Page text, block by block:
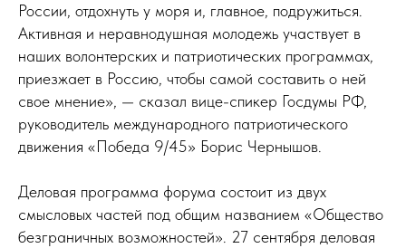
России, отдохнуть у моря и, главное, подружиться.
Активная и неравнодушная молодежь участвует в
наших волонтерских и патриотических программах,
приезжает в Россию, чтобы самой составить о ней
свое мнение», — сказал вице-спикер Госдумы РФ,
руководитель международного патриотического
движения «Победа 9/45» Борис Чернышов.
Деловая программа форума состоит из двух
смысловых частей под общим названием «Общество
безграничных возможностей». 27 сентября деловая